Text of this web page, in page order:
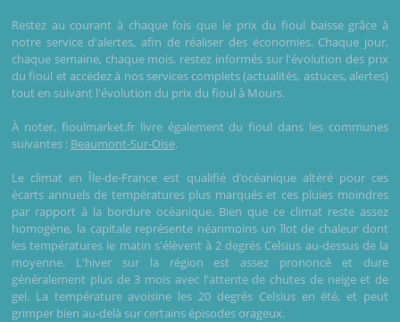
Restez au courant à chaque fois que le prix du fioul baisse grâce à
notre service d'alertes, afin de réaliser des économies. Chaque jour,
chaque semaine, chaque mois, restez informés sur l'évolution des prix
du fioul et accédez à nos services complets (actualités, astuces, alertes)
tout en suivant l'évolution du prix du fioul à Mours.
À noter, fioulmarket.fr livre également du fioul dans les communes
suivantes : Beaumont-Sur-Oise.
Le climat en Île-de-France est qualifié d’océanique altéré pour ces
écarts annuels de températures plus marqués et ces pluies moindres
par rapport à la bordure océanique. Bien que ce climat reste assez
homogène, la capitale représente néanmoins un îlot de chaleur dont
les températures le matin s'élèvent à 2 degrés Celsius au-dessus de la
moyenne. L'hiver sur la région est assez prononcé et dure
généralement plus de 3 mois avec l'attente de chutes de neige et de
gel. La température avoisine les 20 degrés Celsius en été, et peut
grimper bien au-delà sur certains épisodes orageux.